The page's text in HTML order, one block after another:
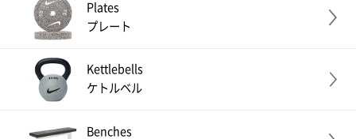
Plates
プレート
Kettlebells
ケトルベル
Benches